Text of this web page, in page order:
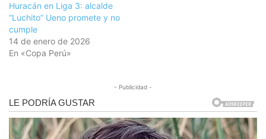
Huracán en Liga 3: alcalde
“Luchito” Ueno promete y no
cumple
14 de enero de 2026
En «Copa Perú»
- Publicidad -